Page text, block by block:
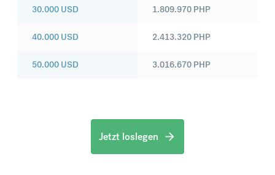
30.000 USD
40.000 USD
50.000 USD
1.809.970 PHP
2.413.320 PHP
3.016.670 PHP
Jetzt loslegen